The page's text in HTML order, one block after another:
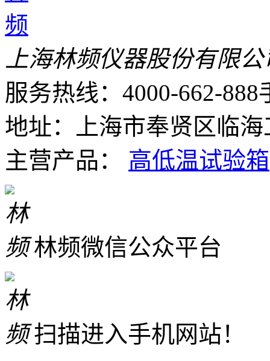
上海林频仪器股份有限公
服务热线：4000-662-888
地址：上海市奉贤区临
主营产品： 高低温试验箱
林频微信公众平台
扫描进入手机网站！